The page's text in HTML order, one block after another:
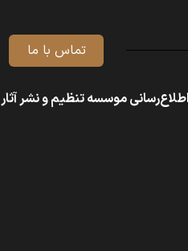
تماس با ما
اطلاع‌رسانی موسسه تنظیم و نشر